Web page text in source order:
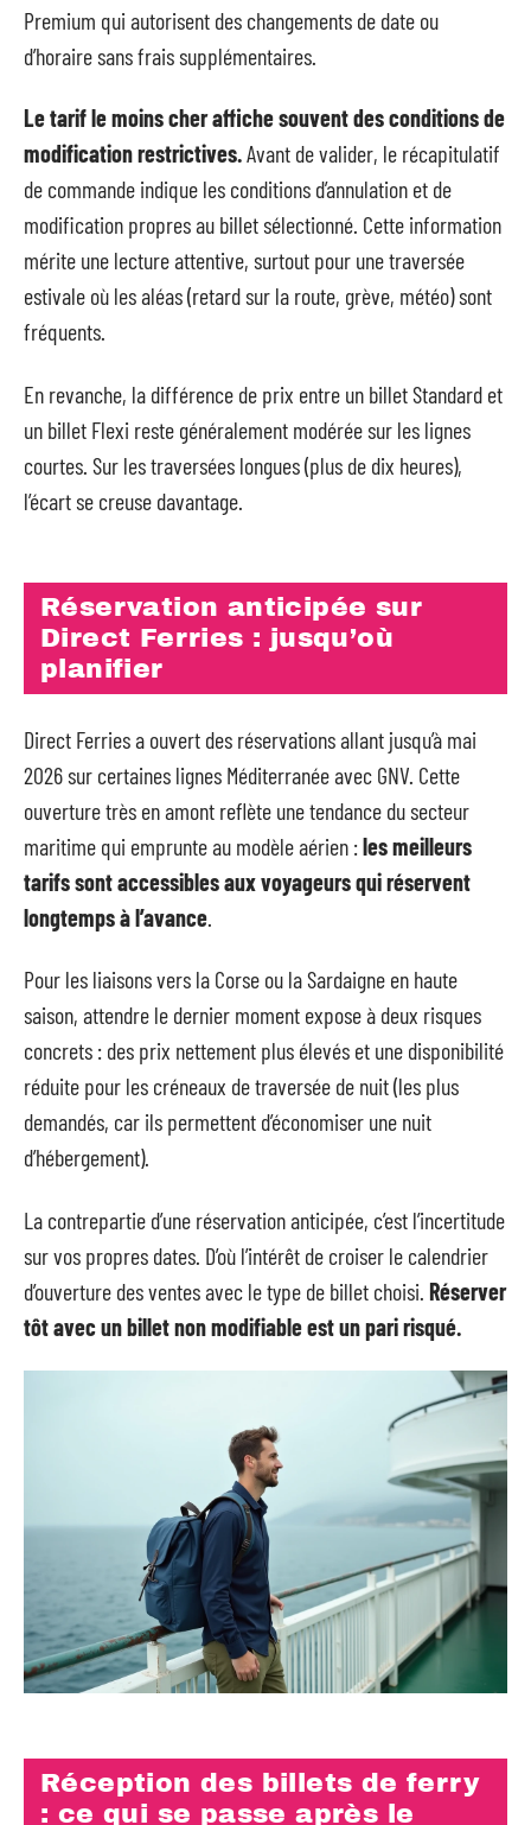
Premium qui autorisent des changements de date ou
d’horaire sans frais supplémentaires.
Le tarif le moins cher affiche souvent des conditions de
modification restrictives.Avant de valider, le récapitulatif
de commande indique les conditions d’annulation et de
modification propres au billet sélectionné. Cette information
mérite une lecture attentive, surtout pour une traversée
estivale où les aléas (retard sur la route, grève, météo) sont
fréquents.
En revanche, la différence de prix entre un billet Standard et
un billet Flexi reste généralement modérée sur les lignes
courtes. Sur les traversées longues (plus de dix heures),
l’écart se creuse davantage.
Réservation anticipée sur
Direct Ferries : jusqu’où
planifier
Direct Ferries a ouvert des réservations allant jusqu’à mai
2026 sur certaines lignes Méditerranée avec GNV. Cette
ouverture très en amont reflète une tendance du secteur
maritime qui emprunte au modèle aérien :les meilleurs
tarifs sont accessibles aux voyageurs qui réservent
longtemps à l’avance
Pour les liaisons vers la Corse ou la Sardaigne en haute
saison, attendre le dernier moment expose à deux risques
concrets : des prix nettement plus élevés et une disponibilité
réduite pour les créneaux de traversée de nuit (les plus
demandés, car ils permettent d’économiser une nuit
d’hébergement).
La contrepartie d’une réservation anticipée, c’est l’incertitude
sur vos propres dates. D’où l’intérêt de croiser le calendrier
d’ouverture des ventes avec le type de billet choisi. Réserver
tôt avec un billet non modifiable est un pari risqué.
Réception des billets de ferry
: ce qui se passe après le